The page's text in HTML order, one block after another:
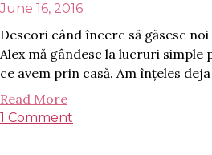
June 16, 2016
Deseori când încerc să găsesc
Alex mă gândesc la lucruri simple
ce avem prin casă. Am înțeles
Read More
1 Comment